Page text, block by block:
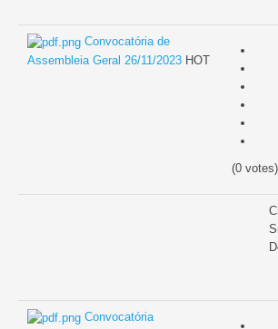
Convocatória de
Assembleia Geral 26/11/2023 HOT
(0 votes)
Convocatória